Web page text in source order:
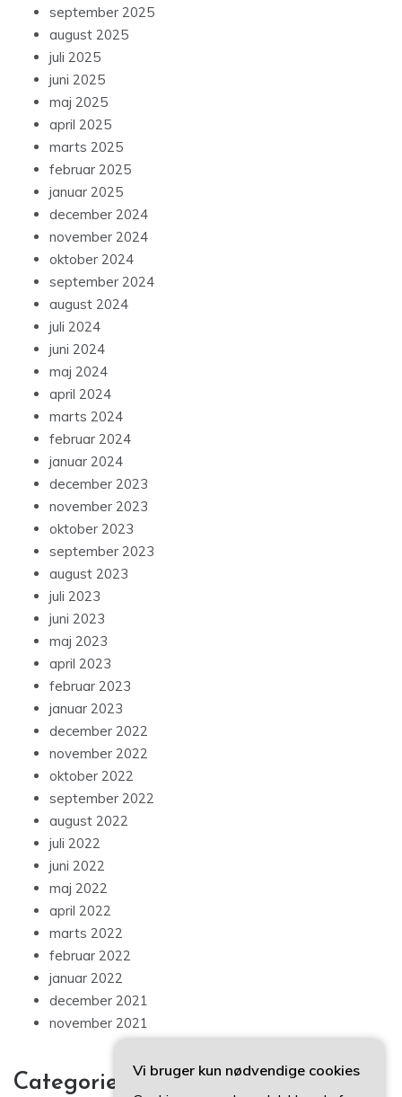
september 2025
august 2025
juli 2025
juni 2025
maj 2025
april 2025
marts 2025
februar 2025
januar 2025
december 2024
november 2024
oktober 2024
september 2024
august 2024
juli 2024
juni 2024
maj 2024
april 2024
marts 2024
februar 2024
januar 2024
december 2023
november 2023
oktober 2023
september 2023
august 2023
juli 2023
juni 2023
maj 2023
april 2023
februar 2023
januar 2023
december 2022
november 2022
oktober 2022
september 2022
august 2022
juli 2022
juni 2022
maj 2022
april 2022
marts 2022
februar 2022
januar 2022
december 2021
november 2021
Categories
Vi bruger kun nødvendige cookies